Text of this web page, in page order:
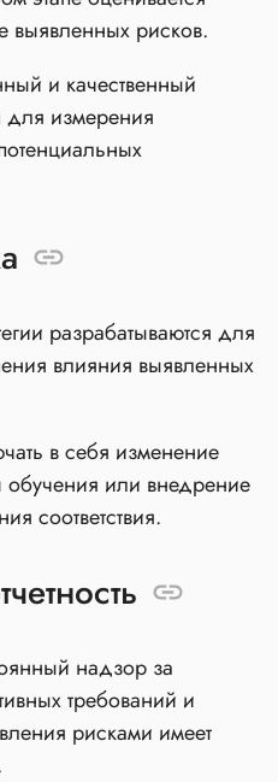
выявленных рисков.
и качественный
для измерения
разрабатываются для
влияния выявленных
в себя изменение
или внедрение
соответствия.
надзор за
требований и
рисками имеет